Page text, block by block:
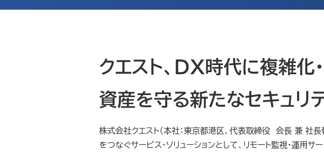
クエスト、DX時代に複雑化
資産を守る新たなセキュリ
株式会社クエスト（本社：東京都港区、代表取締役 会長 兼 社長
をつなぐサービス・ソリューションとして、リモート監視・運用